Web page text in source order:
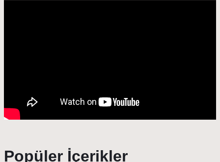
Popüler İçerikler